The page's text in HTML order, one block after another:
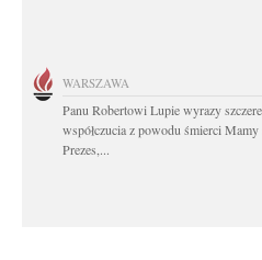
WARSZAWA
Panu Robertowi Lupie wyrazy
współczucia z powodu śmierci Mamy
Prezes,...